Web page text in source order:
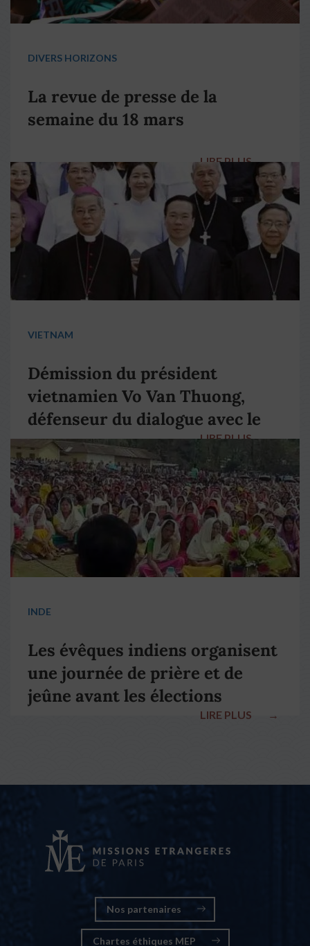
DIVERS HORIZONS
La revue de presse de la
semaine du 18 mars
LIRE PLUS →
VIETNAM
Démission du président
vietnamien Vo Van Thuong,
défenseur du dialogue avec le
pape François
LIRE PLUS →
INDE
Les évêques indiens organisent
une journée de prière et de
jeûne avant les élections
LIRE PLUS →
Nos partenaires
Chartes éthiques MEP